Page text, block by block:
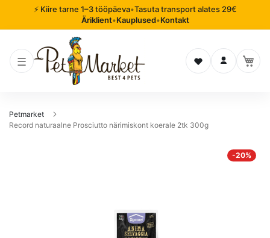
⚡ Kiire tarne 1–3 tööpäeva•Tasuta transport alates 29€
Äriklient•Kauplused•Kontakt
Soovinimekiri
Logi sisse
Petmarket
Record naturaalne Prosciutto närimiskont koerale 2tk 300g
-20%